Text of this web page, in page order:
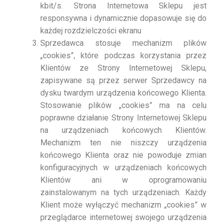
kbit/s. Strona Internetowa Sklepu jest
responsywna i dynamicznie dopasowuje się do
każdej rozdzielczości ekranu
Sprzedawca stosuje mechanizm plików
„cookies”, które podczas korzystania przez
Klientów ze Strony Internetowej Sklepu,
zapisywane są przez serwer Sprzedawcy na
dysku twardym urządzenia końcowego Klienta.
Stosowanie plików „cookies” ma na celu
poprawne działanie Strony Internetowej Sklepu
na urządzeniach końcowych Klientów.
Mechanizm ten nie niszczy urządzenia
końcowego Klienta oraz nie powoduje zmian
konfiguracyjnych w urządzeniach końcowych
Klientów ani w oprogramowaniu
zainstalowanym na tych urządzeniach. Każdy
Klient może wyłączyć mechanizm „cookies” w
przeglądarce internetowej swojego urządzenia